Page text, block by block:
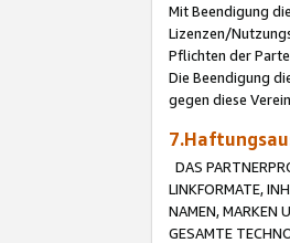
Mit Beendigung
Lizenzen/
Pflichten der
Die Beendigung
gegen diese
DAS
LINKFORMATE,
NAMEN, MARKEN
GESAMTE